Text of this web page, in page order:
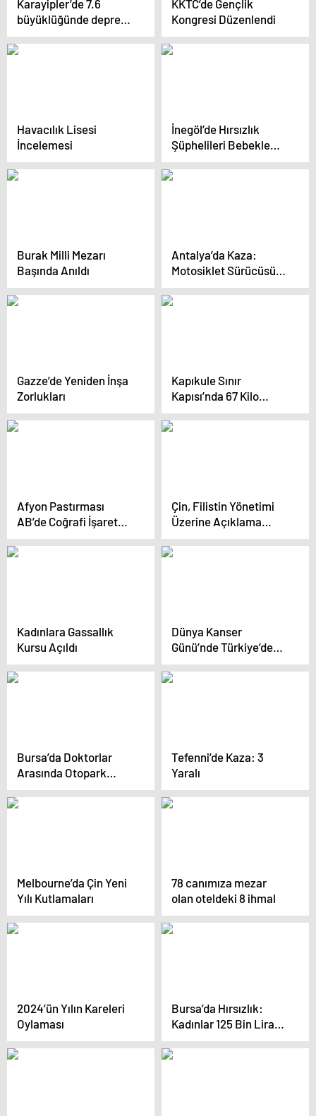
Karayipler’de 7.6
büyüklüğünde deprem!
12 ülkeye tsunami
uyarısı
KKTC’de Gençlik
Kongresi Düzenlendi
Havacılık Lisesi
İncelemesi
İnegöl’de Hırsızlık
Şüphelileri Bebekle
Yakalandı
Burak Milli Mezarı
Başında Anıldı
Antalya’da Kaza:
Motosiklet Sürücüsüne
İtfaiye Görevlisinden
Yardım
Gazze’de Yeniden İnşa
Zorlukları
Kapıkule Sınır
Kapısı’nda 67 Kilo
Uyuşturucu Ele
Geçirildi
Afyon Pastırması
AB’de Coğrafi İşaret
Başvurusu Onaylandı
Çin, Filistin Yönetimi
Üzerine Açıklama
Yaptı
Kadınlara Gassallık
Kursu Açıldı
Dünya Kanser
Günü’nde Türkiye’de
Farkındalık Etkinliği
Bursa’da Doktorlar
Arasında Otopark
Kavgası: Birisi
Tutuklandı
Tefenni’de Kaza: 3
Yaralı
Melbourne’da Çin Yeni
Yılı Kutlamaları
78 canımıza mezar
olan oteldeki 8 ihmal
2024’ün Yılın Kareleri
Oylaması
Bursa’da Hırsızlık:
Kadınlar 125 Bin Lira
Değerinde Ziynet
Eşyası Çaldı